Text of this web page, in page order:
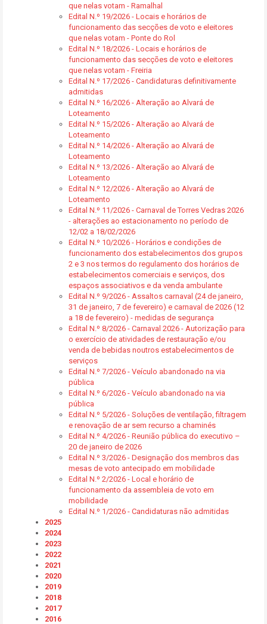
que nelas votam - Ramalhal
Edital N.º 19/2026 - Locais e horários de
funcionamento das secções de voto e eleitores
que nelas votam - Ponte do Rol
Edital N.º 18/2026 - Locais e horários de
funcionamento das secções de voto e eleitores
que nelas votam - Freiria
Edital N.º 17/2026 - Candidaturas definitivamente
admitidas
Edital N.º 16/2026 - Alteração ao Alvará de
Loteamento
Edital N.º 15/2026 - Alteração ao Alvará de
Loteamento
Edital N.º 14/2026 - Alteração ao Alvará de
Loteamento
Edital N.º 13/2026 - Alteração ao Alvará de
Loteamento
Edital N.º 12/2026 - Alteração ao Alvará de
Loteamento
Edital N.º 11/2026 - Carnaval de Torres Vedras 2026
- alterações ao estacionamento no período de
12/02 a 18/02/2026
Edital N.º 10/2026 - Horários e condições de
funcionamento dos estabelecimentos dos grupos
2 e 3 nos termos do regulamento dos horários de
estabelecimentos comerciais e serviços, dos
espaços associativos e da venda ambulante
Edital N.º 9/2026 - Assaltos carnaval (24 de janeiro,
31 de janeiro, 7 de fevereiro) e carnaval de 2026 (12
a 18 de fevereiro) - medidas de segurança
Edital N.º 8/2026 - Carnaval 2026 - Autorização para
o exercício de atividades de restauração e/ou
venda de bebidas noutros estabelecimentos de
serviços
Edital N.º 7/2026 - Veículo abandonado na via
pública
Edital N.º 6/2026 - Veículo abandonado na via
pública
Edital N.º 5/2026 - Soluções de ventilação, filtragem
e renovação de ar sem recurso a chaminés
Edital N.º 4/2026 - Reunião pública do executivo –
20 de janeiro de 2026
Edital N.º 3/2026 - Designação dos membros das
mesas de voto antecipado em mobilidade
Edital N.º 2/2026 - Local e horário de
funcionamento da assembleia de voto em
mobilidade
Edital N.º 1/2026 - Candidaturas não admitidas
2025
2024
2023
2022
2021
2020
2019
2018
2017
2016